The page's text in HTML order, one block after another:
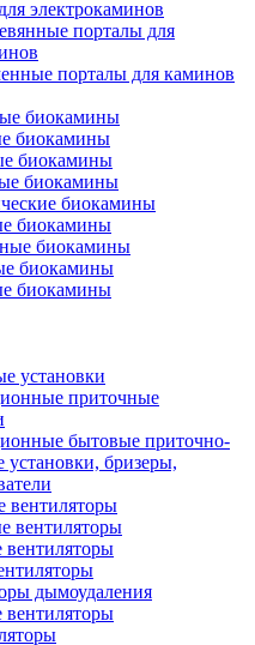
электрокаминов
порталы для
порталы для каминов
биокамины
биокамины
биокамины
биокамины
биокамины
биокамины
биокамины
биокамины
биокамины
установки
приточные
бытовые приточно-
бризеры,
вентиляторы
дымоудаления